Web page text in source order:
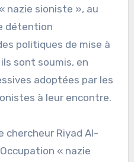
nazie sioniste », au
détention
politiques de mise à
sont soumis, en
adoptées par les
à leur encontre.
chercheur Riyad Al-
« nazie